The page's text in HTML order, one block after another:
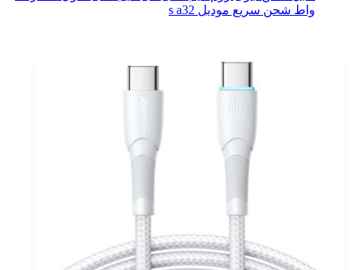
واط شحن سريع موديل s a32